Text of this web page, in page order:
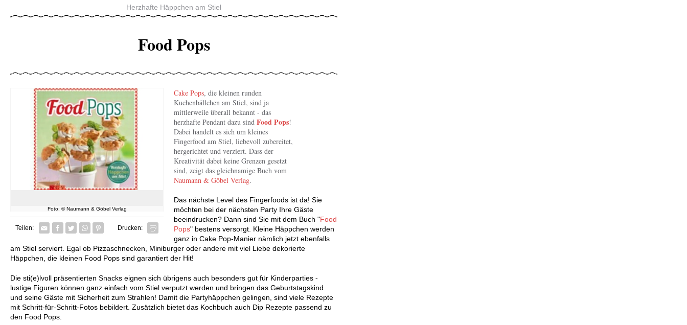
Herzhafte Häppchen am Stiel
Food Pops
Foto: © Naumann & Göbel Verlag
Teilen: Facebook
TwitterWhatsapp senden
Pin it Drucken:
Cake Pops, die kleinen runden
Kuchenbällchen am Stiel, sind ja
mittlerweile überall bekannt - das
herzhafte Pendant dazu sind Food Pops!
Dabei handelt es sich um kleines
Fingerfood am Stiel, liebevoll zubereitet,
hergerichtet und verziert. Dass der
Kreativität dabei keine Grenzen gesetzt
sind, zeigt das gleichnamige Buch vom
Naumann & Göbel Verlag.
Das nächste Level des Fingerfoods ist da! Sie
möchten bei der nächsten Party Ihre Gäste
beeindrucken? Dann sind Sie mit dem Buch "Food
Pops" bestens versorgt. Kleine Häppchen werden
ganz in Cake Pop-Manier nämlich jetzt ebenfalls
am Stiel serviert. Egal ob Pizzaschnecken, Miniburger oder andere mit viel Liebe dekorierte
Häppchen, die kleinen Food Pops sind garantiert der Hit!
Die sti(e)lvoll präsentierten Snacks eignen sich übrigens auch besonders gut für Kinderparties -
lustige Figuren können ganz einfach vom Stiel verputzt werden und bringen das Geburtstagskind
und seine Gäste mit Sicherheit zum Strahlen! Damit die Partyhäppchen gelingen, sind viele Rezepte
mit Schritt-für-Schritt-Fotos bebildert. Zusätzlich bietet das Kochbuch auch Dip Rezepte passend zu
den Food Pops.